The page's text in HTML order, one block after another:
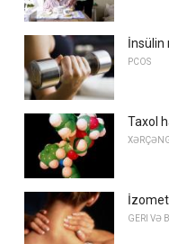
İnsülin
PCOS
Taxol
GERI VƏ